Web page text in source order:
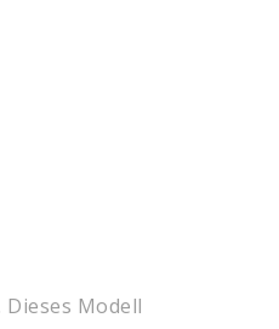
Modell